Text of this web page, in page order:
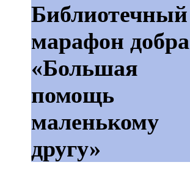
Библиотечный
марафон добра
«Большая
помощь
маленькому
другу»